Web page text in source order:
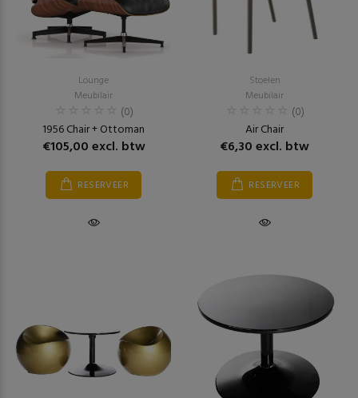
Lounge
Meubilair
(0)
1956 Chair + Ottoman
€105,00 excl. btw
RESERVEER
Stoelen
Meubilair
(0)
Air Chair
€6,30 excl. btw
RESERVEER